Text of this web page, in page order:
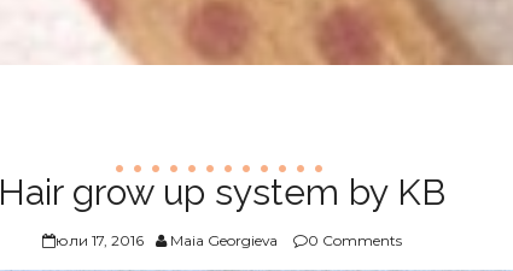
Hair grow up system by KB
юли 17, 2016 Maia Georgieva 0 Comments